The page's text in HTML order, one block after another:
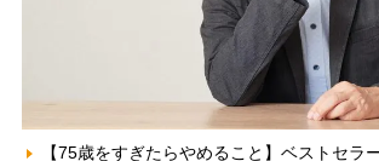
【75歳をすぎたらやめること】ベストセラ